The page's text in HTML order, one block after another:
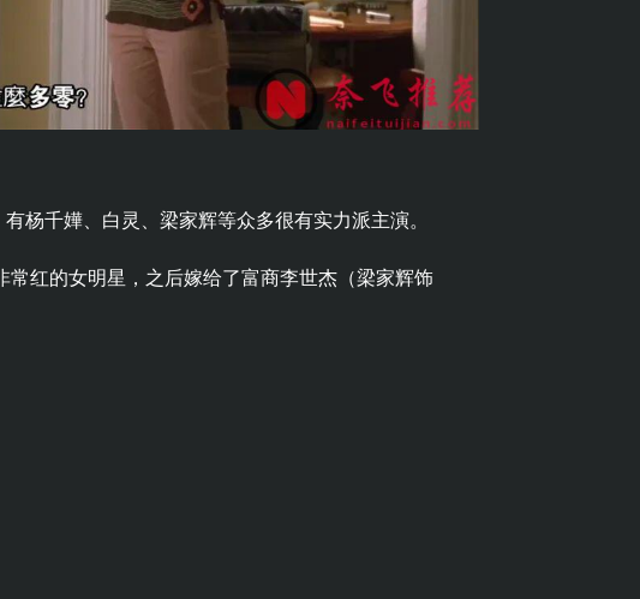
杨千嬅、白灵、梁家辉等众多很有实力派主演。
红的女明星，之后嫁给了富商李世杰（梁家辉饰